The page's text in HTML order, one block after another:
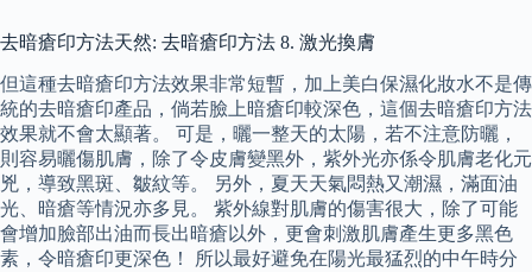
去暗瘡印方法天然: 去暗瘡印方法 8. 激光換膚
但這種去暗瘡印方法效果非常短暫，加上美白保濕化妝水不是傳
統的去暗瘡印產品，倘若臉上暗瘡印較深色，這個去暗瘡印方法
效果就不會太顯著。 可是，曬一整天的太陽，若不注意防曬，
則容易曬傷肌膚，除了令皮膚變黑外，紫外光亦係令肌膚老化元
兇，導致黑斑、皺紋等。 另外，夏天天氣悶熱又潮濕，滿面油
光、暗瘡等情況亦多見。 紫外線對肌膚的傷害很大，除了可能
會增加臉部出油而長出暗瘡以外，更會刺激肌膚產生更多黑色
素，令暗瘡印更深色！ 所以最好避免在陽光最猛烈的中午時分